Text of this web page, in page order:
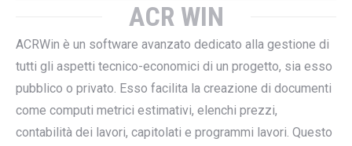
ACR WIN
ACRWin è un software avanzato dedicato alla gestione di
tutti gli aspetti tecnico-economici di un progetto, sia esso
pubblico o privato. Esso facilita la creazione di documenti
come computi metrici estimativi, elenchi prezzi,
contabilità dei lavori, capitolati e programmi lavori. Questo